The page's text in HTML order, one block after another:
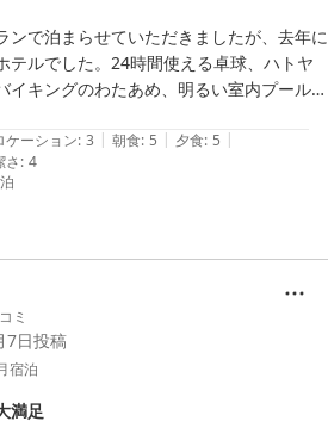
ンで泊まらせていただきましたが、去年に
テルでした。24時間使える卓球、ハトヤ
イキングのわたあめ、明るい室内プールが
ぷらは2日目種類が変わって楽しめた。
ナルカレー好き。わたあめも色が変えら
が綺麗。スタッフさんが近くにいて汚れ
は行き届いている印象。子供用のタオル可
効く。ハトヤサブレ美味しい。布団ふわふ
隣ファミリーだったけど声は聞こえなかっ
麗に掃除機をかけていて気持ちが良かっ
ケーション: 3 | 朝食: 5 | 夕食: 5 |
さ: 4
ミ
7日投稿
宿泊
満足